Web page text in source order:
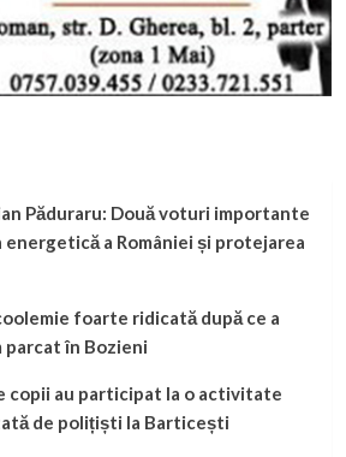
Păduraru: Două voturi importante
a României și protejarea
foarte ridicată după ce a
în Bozieni
copii au participat la o activitate
de polițiști la Barticești